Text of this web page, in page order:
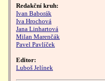
Redakční kruh:
Ivan Baborák
Iva Hrochová
Jana Linhartová
Milan Marenčák
Pavel Pavlíček
Editor:
Luboš Jelínek